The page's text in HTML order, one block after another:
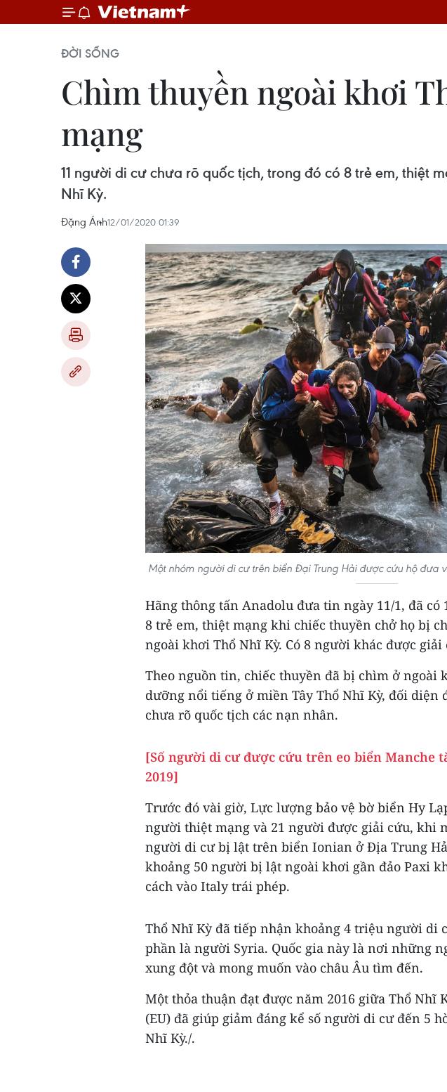
ĐỜI SỐNG
Chìm thuyền ngoài khơi
mạng
11 người di cư chưa rõ quốc tịch, trong đó có 8 trẻ em, thiệt
Nhĩ Kỳ.
Đặng Ánh12/01/2020 01:39
Một nhóm người di cư trên biển Đại Trung Hải được cứu hộ đưa
Hãng thông tấn Anadolu đưa tin ngày 11/1, đã
8 trẻ em, thiệt mạng khi chiếc thuyền chở họ bị
ngoài khơi Thổ Nhĩ Kỳ. Có 8 người khác được
Theo nguồn tin, chiếc thuyền đã bị chìm ở ngoài
dưỡng nổi tiếng ở miền Tây Thổ Nhĩ Kỳ, đối diện
chưa rõ quốc tịch các nạn nhân.
[Số người di cư được cứu trên eo biển Manche
2019]
Trước đó vài giờ, Lực lượng bảo vệ bờ biển Hy
người thiệt mạng và 21 người được giải cứu, khi
người di cư bị lật trên biển Ionian ở Địa Trung
khoảng 50 người bị lật ngoài khơi gần đảo Paxi
cách vào Italy trái phép.
Thổ Nhĩ Kỳ đã tiếp nhận khoảng 4 triệu người di
phần là người Syria. Quốc gia này là nơi những
xung đột và mong muốn vào châu Âu tìm đến.
Một thỏa thuận đạt được năm 2016 giữa Thổ Nhĩ
(EU) đã giúp giảm đáng kể số người di cư đến 5
Nhĩ Kỳ./.